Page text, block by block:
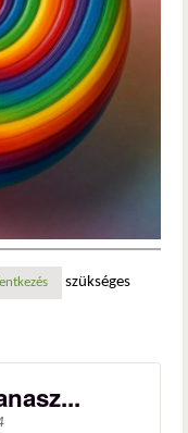
szükséges